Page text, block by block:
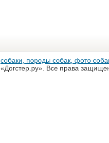
собаки, породы собак, фото
«Догстер.ру». Все права